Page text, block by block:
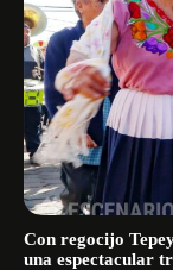
Con regocijo
una espectacular